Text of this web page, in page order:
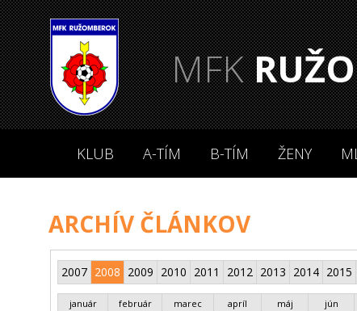
MFK
KLUB A-TÍM B-TÍM ŽENY
ARCHÍV ČLÁNKOV
2007 2008 2009 2010 2011 2012 2013 2014 2015
január február marec apríl máj jún